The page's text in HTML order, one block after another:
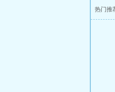
热门推